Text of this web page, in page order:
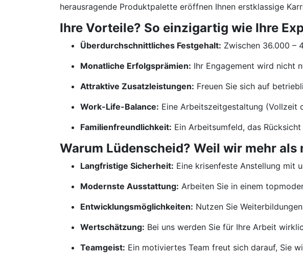
herausragende Produktpalette eröffnen Ihnen erstklassige
Ihre Vorteile? So einzigartig wie Ihre
Überdurchschnittliches Festgehalt: Zwischen 36.000 –
Monatliche Erfolgsprämien: Ihr Engagement wird nicht
Attraktive Zusatzleistungen: Freuen Sie sich auf
Work-Life-Balance: Eine Arbeitszeitgestaltung (Vollzeit
Familienfreundlichkeit: Ein Arbeitsumfeld, das
Warum Lüdenscheid? Weil wir mehr
Langfristige Sicherheit: Eine krisenfeste Anstellung mit
Modernste Ausstattung: Arbeiten Sie in einem
Entwicklungsmöglichkeiten: Nutzen Sie Weiterbildungen
Wertschätzung: Bei uns werden Sie für Ihre Arbeit
Teamgeist: Ein motiviertes Team freut sich darauf, Sie